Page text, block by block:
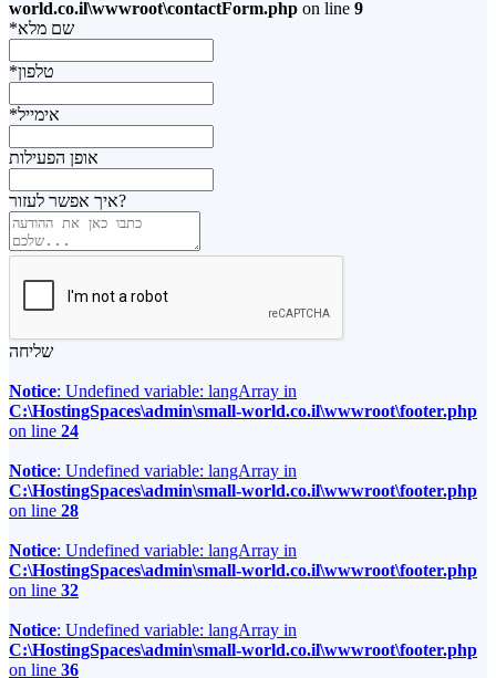
world.co.il\wwwroot\contactForm.php on line 9
*שם מלא
*טלפון
*אימייל
אופן הפעילות
איך אפשר לעזור?
שליחה
Notice: Undefined variable: langArray in
C:\HostingSpaces\admin\small-world.co.il\wwwroot\footer.php
on line 24
Notice: Undefined variable: langArray in
C:\HostingSpaces\admin\small-world.co.il\wwwroot\footer.php
on line 28
Notice: Undefined variable: langArray in
C:\HostingSpaces\admin\small-world.co.il\wwwroot\footer.php
on line 32
Notice: Undefined variable: langArray in
C:\HostingSpaces\admin\small-world.co.il\wwwroot\footer.php
on line 36